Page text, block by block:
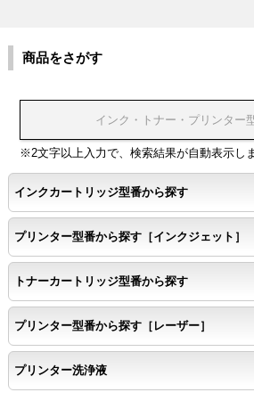
印刷耐久性
ページ印刷可能枚数・連続印刷時の安定
認
寿命レポート
ページ収量、1,000ページあたりのパウダ
SAD値を計測
落下試験
商品をさがす
※2文字以上入力で、検索結果が自動表示し
インクカートリッジ型番から探す
プリンター型番から探す［インクジェット］
トナーカートリッジ型番から探す
プリンター型番から探す［レーザー］
プリンター洗浄液